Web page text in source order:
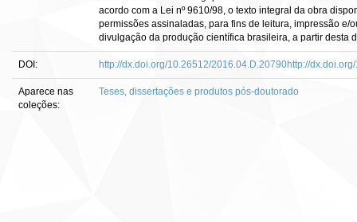
acordo com a Lei nº 9610/98, o texto integral da obra
permissões assinaladas, para fins de leitura, impressão e/
divulgação da produção científica brasileira, a partir desta
DOI: http://dx.doi.org/10.26512/2016.04.D.20790http://
Aparece nas
coleções:
Teses, dissertações e produtos pós-doutorado